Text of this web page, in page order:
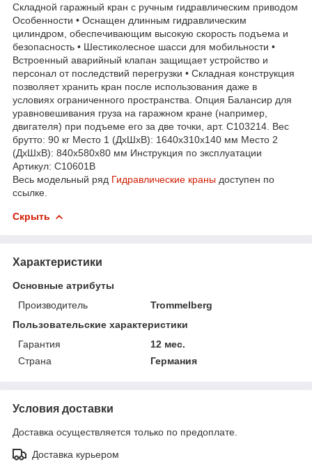
Складной гаражный кран с ручным гидравлическим приводом
Особенности • Оснащен длинным гидравлическим
цилиндром, обеспечивающим высокую скорость подъема и
безопасность • Шестиколесное шасси для мобильности •
Встроенный аварийный клапан защищает устройство и
персонал от последствий перегрузки • Складная конструкция
позволяет хранить кран после использования даже в
условиях ограниченного пространства. Опция Балансир для
уравновешивания груза на гаражном кране (например,
двигателя) при подъеме его за две точки, арт. С103214. Вес
брутто: 90 кг Место 1 (ДхШхВ): 1640х310х140 мм Место 2
(ДхШхВ): 840х580х80 мм Инструкция по эксплуатации
Артикул: C10601B
Весь модельный ряд Гидравлические краны доступен по
ссылке.
Скрыть
Характеристики
Основные атрибуты
Производитель
Trommelberg
Пользовательские характеристики
Гарантия
12 мес.
Страна
Германия
Условия доставки
Доставка осуществляется только по предоплате.
Доставка курьером